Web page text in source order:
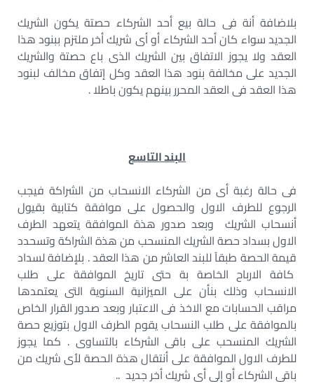
بلاضافة أنة فى حالة بيع أحد الشركاء حصتة يكون الشريك
الجديد سواء كان أحد الشركاء أو أى شريك أخر ملتزم ببنود هذا
العقد ولا يجوز الاتفاق بين الشريك الذى باع حصتة والشريك
الجديد على مخالفة بنود هذا العقد وكل إتفاق مخالف لبنود
هذا العقد فى العقد المحرر بينهم يكون باطلا .
البند التاسع
فى حالة رغبة أى من الشركاء الانسحاب من الشراكة فيجب
الرجوع للطرف الاول والحصول على موافقة كتابية بقيول
أنسحاب الشريك وبعد صدور هذة الموافقة يتعهد الطرف
الاول بسداد حصة الشريك المنسحب من هذة الشراكة وتسحدد
قيمة الحصة طبقآ للبند العاشر من هذا العقد . بلإضافة لسداد
كافة الارباح الخاصة بة حتى تاريخ الموافقة على طلب
الانسحاب وذلك بنأن على الميزانية السنوية التى يعتمدها
مراقب الحسابات مع الاخذ فى الاعتبار وبعد صدور القرار الخاص
بالموافقة على طلب النسحاب يقوم الطرف الاول بتوزيع حصة
الشريك المنسحب على باقى الشركاء بالتساوى . كما يجوز
للطرف الاول الموافقة على أنتقال هذة الحصة لأى شريك من
باقى الشركاء أو إلى أى شريك أخر جديد ..